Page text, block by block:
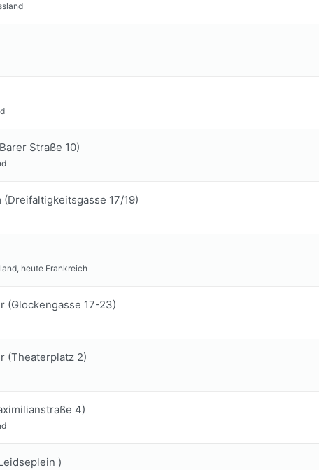
Straße 10)
17/19)
heute Frankreich
(Glockengasse 17-23)
(Theaterplatz 2)
4)
)